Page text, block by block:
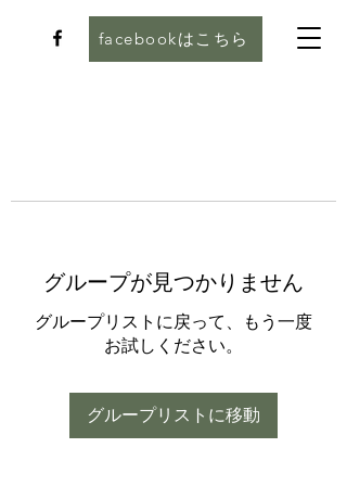
facebookはこちら
グループが見つかりません
グループリストに戻って、もう一度
お試しください。
グループリストに移動